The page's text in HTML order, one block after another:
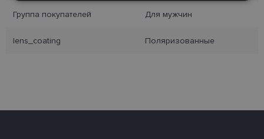
Группа покупателей Для мужчин
lens_coating Поляризованные
Функциональные